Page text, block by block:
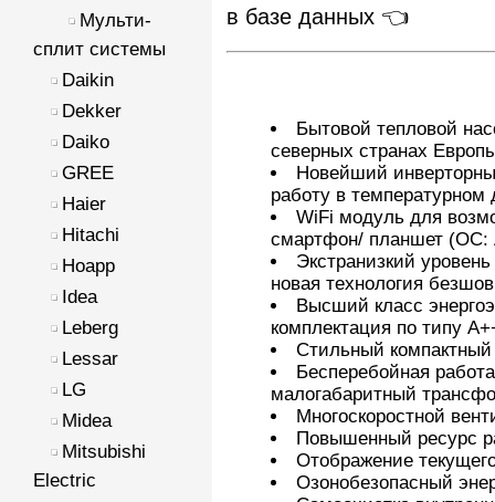
Мульти-
сплит системы
Daikin
Dekker
Daiko
GREE
Haier
Hitachi
Hoapp
Idea
Leberg
Lessar
LG
Midea
Mitsubishi
Electric
в базе данных 👈
Бытовой тепловой
северных странах
Новейший
работу в температурном
WiFi модуль для
смартфон/ планшет (ОС:
Экстранизкий
новая технология
Высший класс
комплектация по типу
Стильный
Бесперебойная
малогабаритный
Многоскоростной
Повышенный ресурс
Отображение
Озонобезопасный